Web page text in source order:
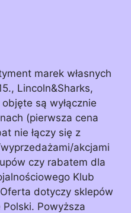
marek własnych
Lincoln&Sharks,
są wyłącznie
(pierwsza cena
nie łączy się z
akcjami
czy rabatem dla
Klub
dotyczy sklepów
Powyższa